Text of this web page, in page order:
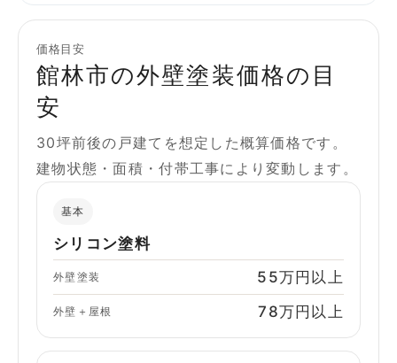
価格目安
館林市の外壁塗装価格の目
安
30坪前後の戸建てを想定した概算価格です。
建物状態・面積・付帯工事により変動します。
基本
シリコン塗料
外壁塗装 55万円以上
外壁＋屋根 78万円以上